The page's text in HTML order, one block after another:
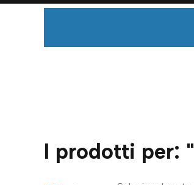
I prodotti per: "